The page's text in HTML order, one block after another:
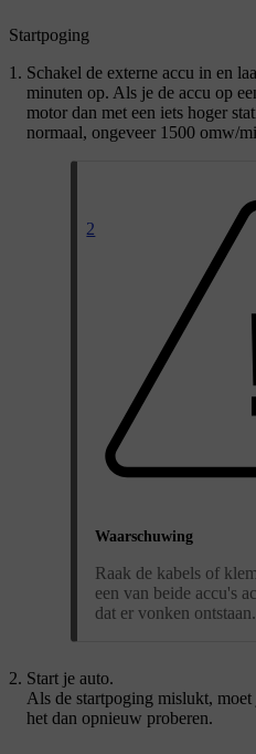
2
Startpoging
Schakel de externe accu in en
minuten op. Als je de accu op
motor dan met een iets hoger
normaal, ongeveer 1500 omw/
Waarschuwing
Raak de kabels of
een van beide accu's
dat er vonken ontstaan.
Start je auto.
Als de startpoging mislukt,
het dan opnieuw proberen.